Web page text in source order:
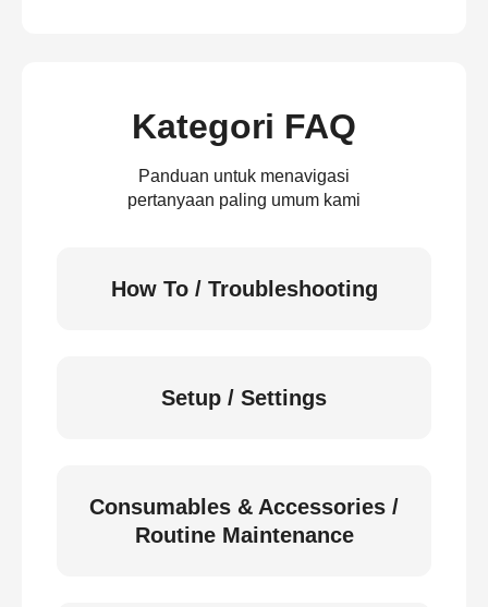
Kategori FAQ
Panduan untuk menavigasi
pertanyaan paling umum kami
How To / Troubleshooting
Setup / Settings
Consumables & Accessories /
Routine Maintenance